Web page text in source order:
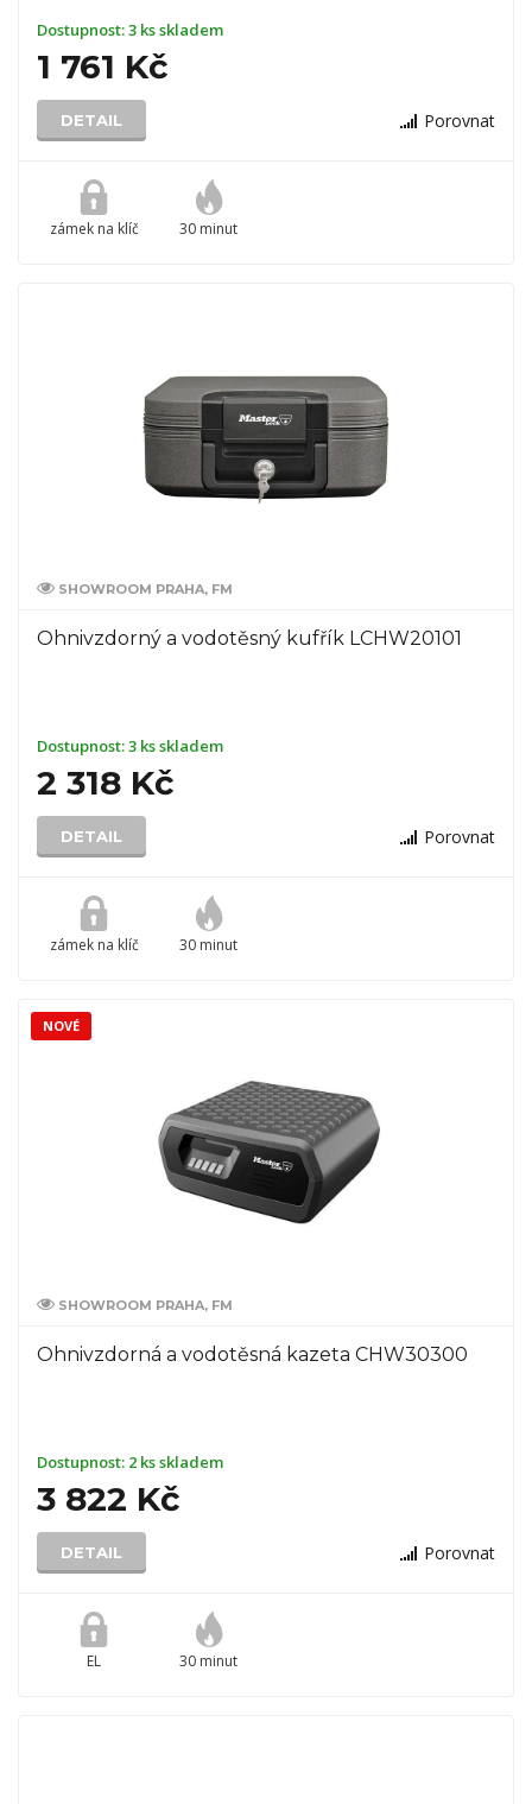
Dostupnost:3 ks skladem
1 761 Kč
DETAIL Porovnat
zámek na klíč 30 minut
SHOWROOM PRAHA, FM
Ohnivzdorný a vodotěsný kufřík LCHW20101
Dostupnost:3 ks skladem
2 318 Kč
DETAIL Porovnat
zámek na klíč 30 minut
SHOWROOM PRAHA, FM
Ohnivzdorná a vodotěsná kazeta CHW30300
Dostupnost: 2 ks skladem
3 822 Kč
DETAIL Porovnat
EL 30 minut
NOVÉ